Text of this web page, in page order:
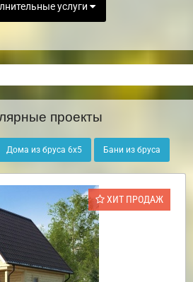
услуги
проекты
Дома из бруса 6х5 Бани из бруса
ХИТ ПРОДАЖ